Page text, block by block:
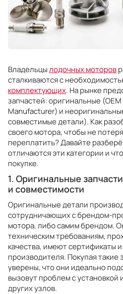
Владельцылодочных моторов
сталкиваются с
комплектующих. На рынке
запчастей: оригинальные
Manufacturer) и
совместимые детали). Как
своего мотора, чтобы не
переплатить? Давайте
отличаются эти категории и
покупке.
1. Оригинальные
и совместимости
Оригинальные детали
сотрудничающих с брендом-
мотора, либо самим брендом.
техническим требованиям,
качества, имеют сертификаты
производителя. Покупая такие
уверены, что они идеально
вызовут проблем с установкой
других узлов.